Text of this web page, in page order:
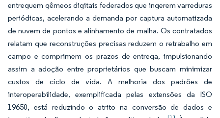
entreguem gêmeos digitais federados que ingerem varreduras
periódicas, acelerando a demanda por captura automatizada
de nuvem de pontos e alinhamento de malha. Os contratados
relatam que reconstruções precisas reduzem o retrabalho em
campo e comprimem os prazos de entrega, impulsionando
assim a adoção entre proprietários que buscam minimizar
custos de ciclo de vida. A melhoria dos padrões de
interoperabilidade, exemplificada pelas extensões da ISO
19650, está reduzindo o atrito na conversão de dados e